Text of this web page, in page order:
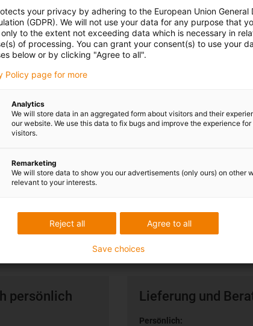
Übersetzungsverhältnis zu realisieren,
zwei Kegelzahnräder bestellt werden.
Die hier aufgeführten Kegelzahnräder (1:4)
Produktbeschreibung.
Hinweise zu weiteren Abmessungen finden
persönlich Lieferung und
Persönlich:
your privacy by adhering to the European Union General
(GDPR). We will not use your data for any purpose that
to the extent not exceeding data which is necessary in
of processing. You can grant your consent(s) to use your
below or by clicking "Agree to all".
Policy page for more
Analytics
We will store data in an aggregated form about visitors and their
our website. We use this data to fix bugs and improve the experience for
visitors.
Remarketing
We will store data to show you our advertisements (only ours) on other
relevant to your interests.
Agree to all
Reject all
Save choices